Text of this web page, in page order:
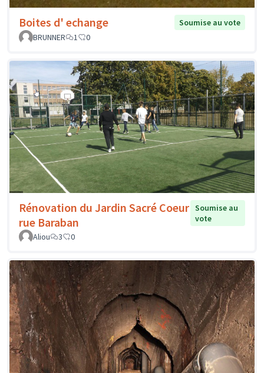
Boites d' echange
Soumise au vote
BRUNNER
1 0
Rénovation du Jardin Sacré Coeur
rue Baraban
Soumise au
vote
Aliou
3 0